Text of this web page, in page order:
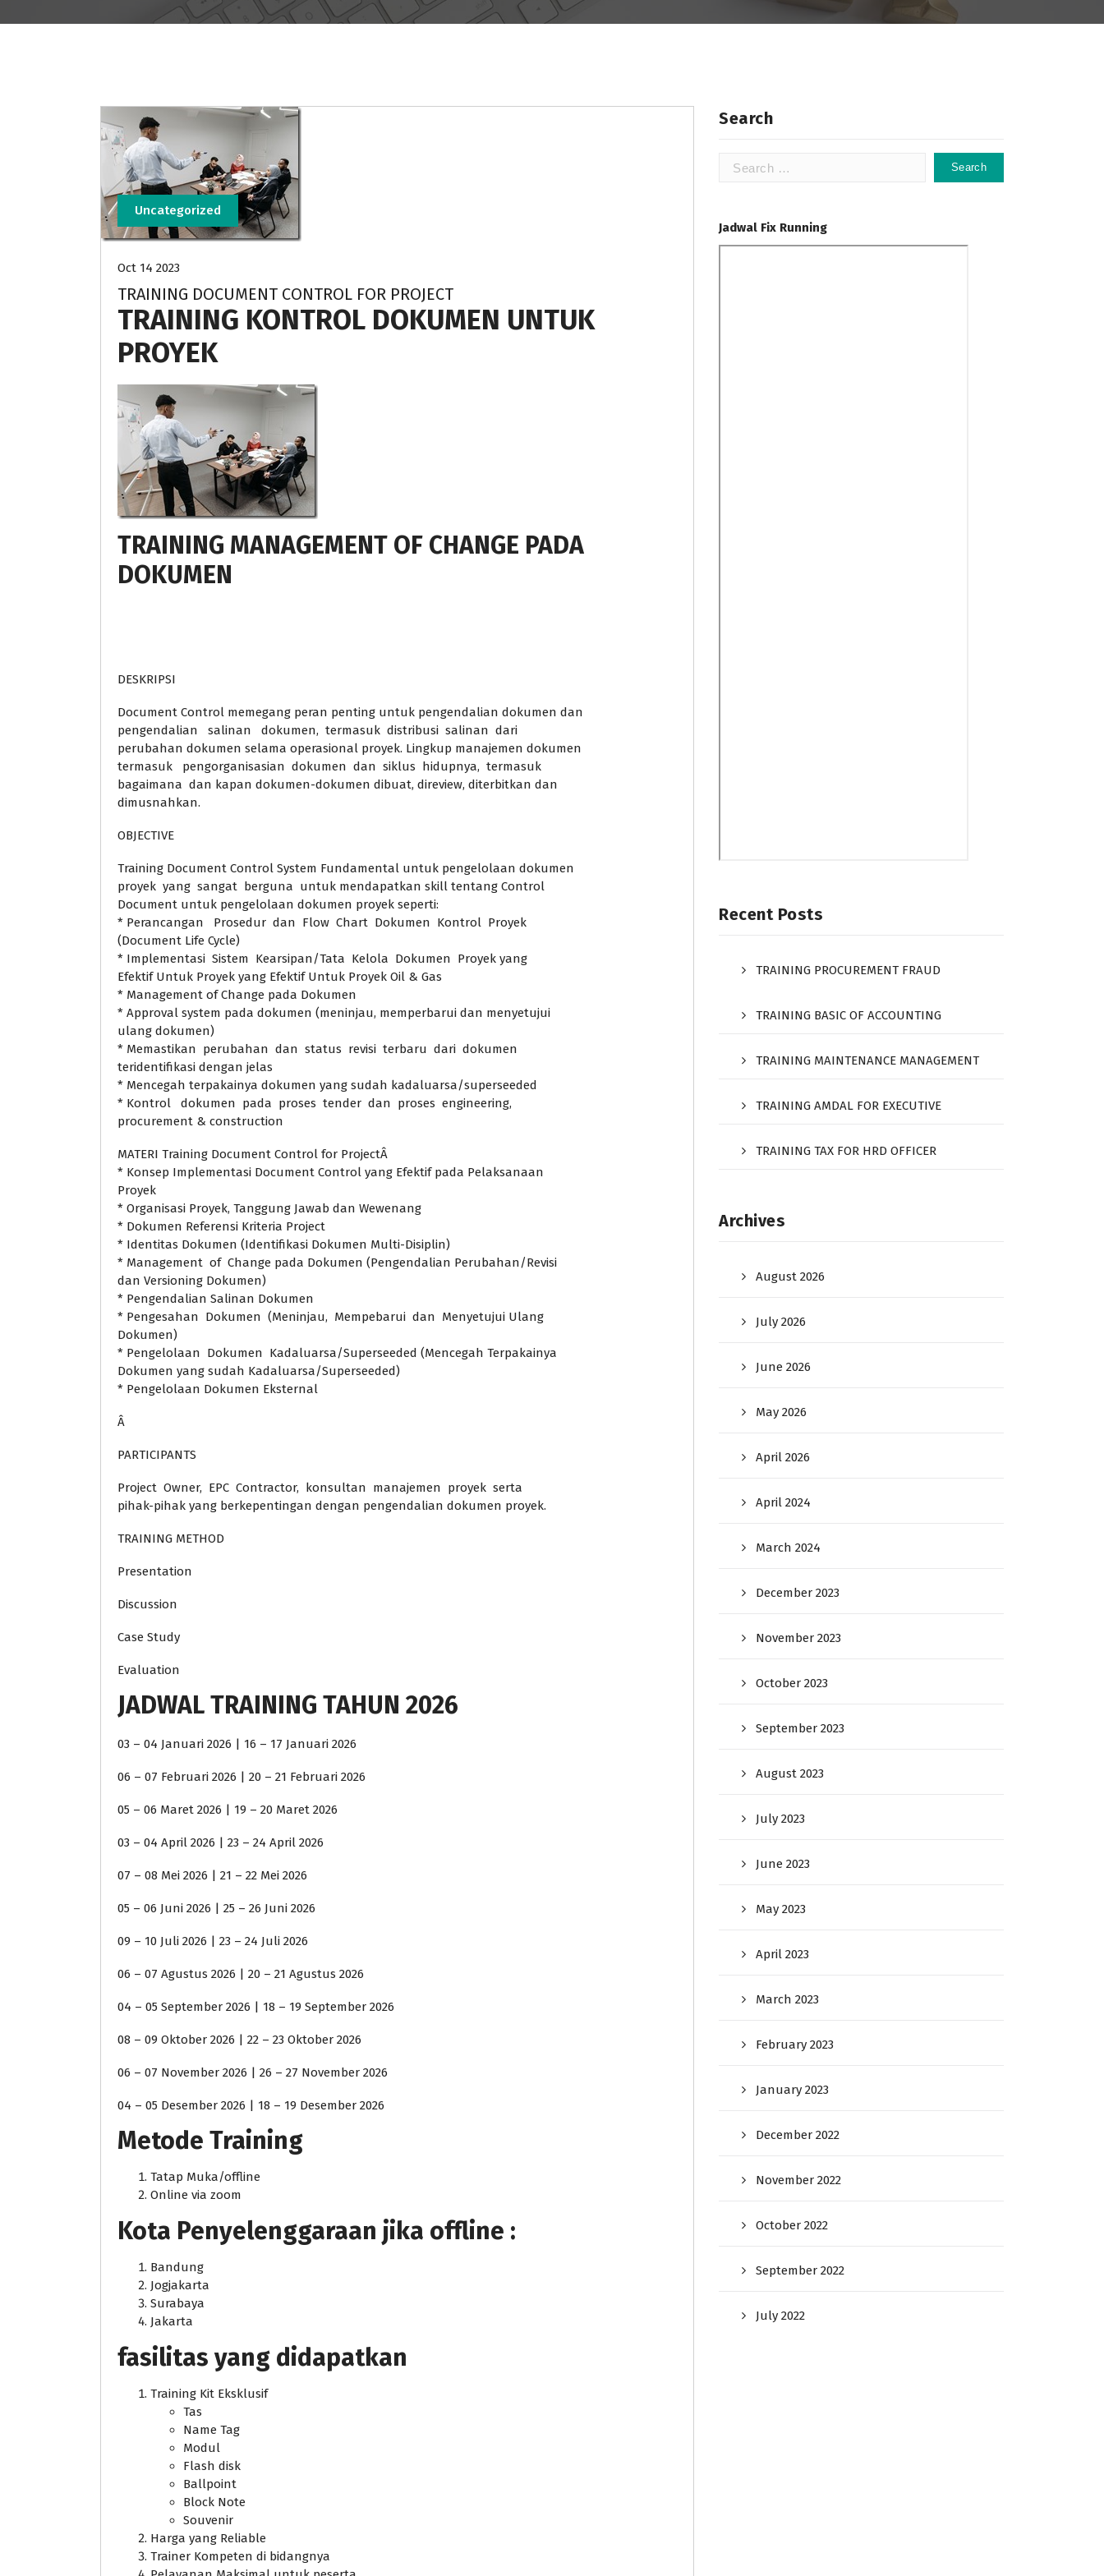
Uncategorized
Oct 14 2023
TRAINING DOCUMENT CONTROL FOR PROJECT
TRAINING KONTROL DOKUMEN UNTUK
PROYEK
TRAINING MANAGEMENT OF CHANGE PADA
DOKUMEN
DESKRIPSI
Document Control memegang peran penting untuk pengendalian dokumen dan
pengendalian salinan dokumen, termasuk distribusi salinan dari
perubahan dokumen selama operasional proyek. Lingkup manajemen dokumen
termasuk pengorganisasian dokumen dan siklus hidupnya, termasuk
bagaimana dan kapan dokumen-dokumen dibuat, direview, diterbitkan dan
dimusnahkan.
OBJECTIVE
Training Document Control System Fundamental untuk pengelolaan dokumen
proyek yang sangat berguna untuk mendapatkan skill tentang Control
Document untuk pengelolaan dokumen proyek seperti:
* Perancangan Prosedur dan Flow Chart Dokumen Kontrol Proyek
(Document Life Cycle)
* Implementasi Sistem Kearsipan/Tata Kelola Dokumen Proyek yang
Efektif Untuk Proyek yang Efektif Untuk Proyek Oil & Gas
* Management of Change pada Dokumen
* Approval system pada dokumen (meninjau, memperbarui dan menyetujui
ulang dokumen)
* Memastikan perubahan dan status revisi terbaru dari dokumen
teridentifikasi dengan jelas
* Mencegah terpakainya dokumen yang sudah kadaluarsa/superseeded
* Kontrol dokumen pada proses tender dan proses engineering,
procurement & construction
MATERI Training Document Control for ProjectÂ
* Konsep Implementasi Document Control yang Efektif pada Pelaksanaan
Proyek
* Organisasi Proyek, Tanggung Jawab dan Wewenang
* Dokumen Referensi Kriteria Project
* Identitas Dokumen (Identifikasi Dokumen Multi-Disiplin)
* Management of Change pada Dokumen (Pengendalian Perubahan/Revisi
dan Versioning Dokumen)
* Pengendalian Salinan Dokumen
* Pengesahan Dokumen (Meninjau, Mempebarui dan Menyetujui Ulang
Dokumen)
* Pengelolaan Dokumen Kadaluarsa/Superseeded (Mencegah Terpakainya
Dokumen yang sudah Kadaluarsa/Superseeded)
* Pengelolaan Dokumen Eksternal
Â
PARTICIPANTS
Project Owner, EPC Contractor, konsultan manajemen proyek serta
pihak-pihak yang berkepentingan dengan pengendalian dokumen proyek.
TRAINING METHOD
Presentation
Discussion
Case Study
Evaluation
JADWAL TRAINING TAHUN 2026
03 – 04 Januari 2026 | 16 – 17 Januari 2026
06 – 07 Februari 2026 | 20 – 21 Februari 2026
05 – 06 Maret 2026 | 19 – 20 Maret 2026
03 – 04 April 2026 | 23 – 24 April 2026
07 – 08 Mei 2026 | 21 – 22 Mei 2026
05 – 06 Juni 2026 | 25 – 26 Juni 2026
09 – 10 Juli 2026 | 23 – 24 Juli 2026
06 – 07 Agustus 2026 | 20 – 21 Agustus 2026
04 – 05 September 2026 | 18 – 19 September 2026
08 – 09 Oktober 2026 | 22 – 23 Oktober 2026
06 – 07 November 2026 | 26 – 27 November 2026
04 – 05 Desember 2026 | 18 – 19 Desember 2026
Metode Training
Tatap Muka/offline
Online via zoom
Kota Penyelenggaraan jika offline :
Bandung
Jogjakarta
Surabaya
Jakarta
fasilitas yang didapatkan
Training Kit Eksklusif
Tas
Name Tag
Modul
Flash disk
Ballpoint
Block Note
Souvenir
Harga yang Reliable
Trainer Kompeten di bidangnya
Search
Search
Jadwal Fix Running
Recent Posts
TRAINING PROCUREMENT FRAUD
TRAINING BASIC OF ACCOUNTING
TRAINING MAINTENANCE MANAGEMENT
TRAINING AMDAL FOR EXECUTIVE
TRAINING TAX FOR HRD OFFICER
Archives
August 2026
July 2026
June 2026
May 2026
April 2026
April 2024
March 2024
December 2023
November 2023
October 2023
September 2023
August 2023
July 2023
June 2023
May 2023
April 2023
March 2023
February 2023
January 2023
December 2022
November 2022
October 2022
September 2022
July 2022